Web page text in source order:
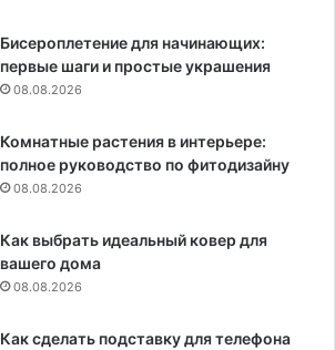
Бисероплетение для начинающих:
первые шаги и простые украшения
08.08.2026
Комнатные растения в интерьере:
полное руководство по фитодизайну
08.08.2026
Как выбрать идеальный ковер для
вашего дома
08.08.2026
Как сделать подставку для телефона